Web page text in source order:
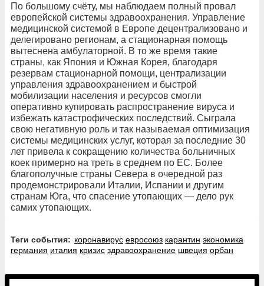
По большому счёту, мы наблюдаем полный провал
европейской системы здравоохранения. Управление
медицинской системой в Европе децентрализовано и
делегировано регионам, а стационарная помощь
вытеснена амбулаторной. В то же время такие
страны, как Япония и Южная Корея, благодаря
резервам стационарной помощи, централизации
управления здравоохранением и быстрой
мобилизации населения и ресурсов смогли
оперативно купировать распространение вируса и
избежать катастрофических последствий. Сыграла
свою негативную роль и так называемая оптимизация
системы медицинских услуг, которая за последние 30
лет привела к сокращению количества больничных
коек примерно на треть в среднем по ЕС. Более
благополучные страны Севера в очередной раз
продемонстрировали Италии, Испании и другим
странам Юга, что спасение утопающих — дело рук
самих утопающих.
Теги события: коронавирус евросоюз карантин экономика
германия италия кризис здравоохранение швеция орбан